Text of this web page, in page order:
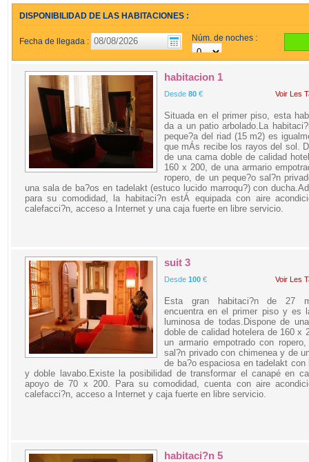
DISPONIBILIDAD DE LAS HABITACIONES :
Fecha de llegada : Núm. de noches :
habitacion 1
Desde 80 € Voir Les
Situada en el primer piso, esta
da a un patio arbolado.La
peque?a del riad (15 m2) es
que mÁs recibe los rayos del sol.
de una cama doble de calidad
160 x 200, de una armario
ropero, de un peque?o sal?n
una sala de ba?os en tadelakt (estuco lucido marroqu?) con
para su comodidad, la habitaci?n estÁ equipada con aire
calefacci?n, acceso a Internet y una caja fuerte en libre servicio.
suit 3
Desde 100 € Voir Les
Esta gran habitaci?n de 27
encuentra en el primer piso y es
luminosa de todas.Dispone de
doble de calidad hotelera de 160 x
un armario empotrado con
sal?n privado con chimenea y de
de ba?o espaciosa en tadelakt con
y doble lavabo.Existe la posibilidad de transformar el canapé en
apoyo de 70 x 200. Para su comodidad, cuenta con aire
calefacci?n, acceso a Internet y caja fuerte en libre servicio.
habitaci?n 5